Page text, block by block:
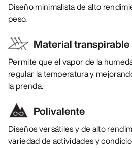
Diseño minimalista de alto
peso.
Material transpirable
Permite que el vapor de la
regular la temperatura y
la prenda.
Polivalente
Diseños versátiles y de alto
variedad de actividades y